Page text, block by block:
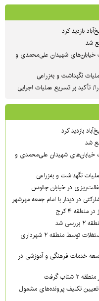
شد
خیابان‌های شهیدان علی‌محمدی و
نگهداشت و به‌زراعی
تأکید بر تسریع عملیات اجرایی
شد
خیابان‌های شهیدان علی‌محمدی و
نگهداشت و به‌زراعی
در خیابان چالوس
شد
کسب رتبه نخست عملکرد حوزه املاک و مستغلات توسط منطقه ۲ شهرداری
رسید/توسعه خدمات فرهنگی و آموزشی در
گرفت
برگزاری جلسات تبصره ۶ در منطقه ۱/ تعیین تکلیف پرونده‌های مشمول